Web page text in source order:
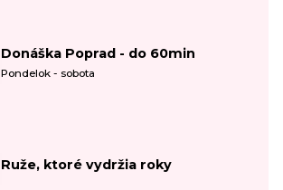
Donáška Poprad - do 60min
Pondelok - sobota
Ruže, ktoré vydržia roky